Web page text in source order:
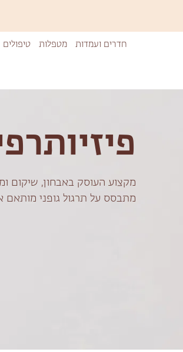
חדרים ועמדות מטפלות טיפולים
מקצוע העוסק באבחון, שיקום
מתבסס על תרגול גופני מותאם